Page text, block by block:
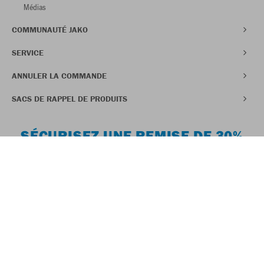
Médias
COMMUNAUTÉ JAKO
SERVICE
ANNULER LA COMMANDE
SACS DE RAPPEL DE PRODUITS
SÉCURISEZ UNE REMISE DE 30%